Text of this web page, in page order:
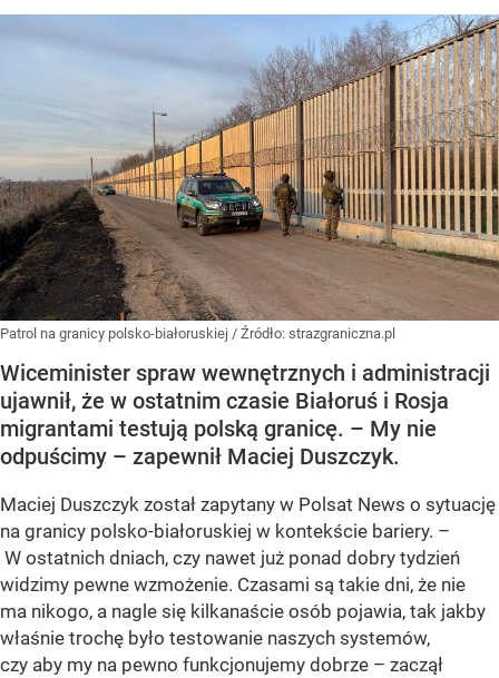
Patrol na granicy polsko-białoruskiej / Źródło: strazgraniczna.pl
Wiceminister spraw wewnętrznych i administracji
ujawnił, że w ostatnim czasie Białoruś i Rosja
migrantami testują polską granicę. – My nie
odpuścimy – zapewnił Maciej Duszczyk.
Maciej Duszczyk został zapytany w Polsat News o sytuację
na granicy polsko-białoruskiej w kontekście bariery. –
W ostatnich dniach, czy nawet już ponad dobry tydzień
widzimy pewne wzmożenie. Czasami są takie dni, że nie
ma nikogo, a nagle się kilkanaście osób pojawia, tak jakby
właśnie trochę było testowanie naszych systemów,
czy aby my na pewno funkcjonujemy dobrze – zaczął